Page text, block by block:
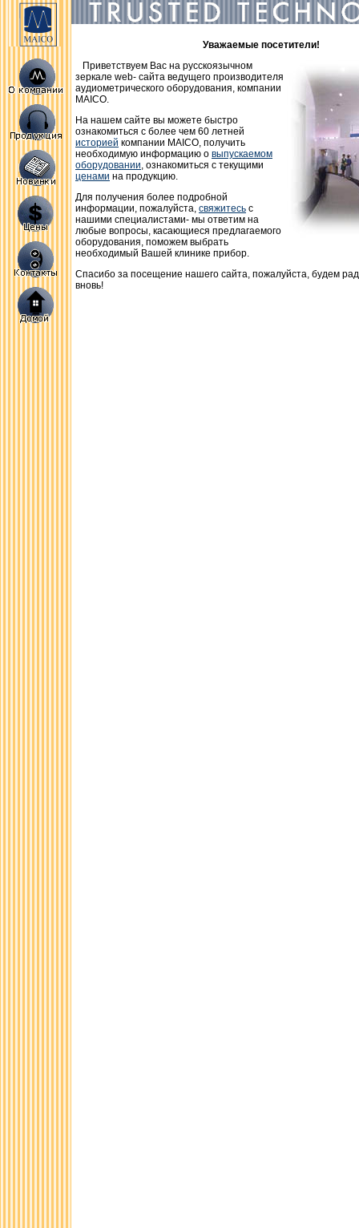
Уважаемые посетители!
Приветствуем Вас на русскоязычном
зеркале web- сайта ведущего производителя
аудиометрического оборудования, компании
MAICO.
На нашем сайте вы можете быстро
ознакомиться с более чем 60 летней
историей компании MAICO, получить
необходимую информацию о выпускаемом
оборудовании, ознакомиться с текущими
ценами на продукцию.
Для получения более подробной
информации, пожалуйста, свяжитесь с
нашими специалистами- мы ответим на
любые вопросы, касающиеся предлагаемого
оборудования, поможем выбрать
необходимый Вашей клинике прибор.
Спасибо за посещение нашего сайта, пожалуйста, будем
вновь!